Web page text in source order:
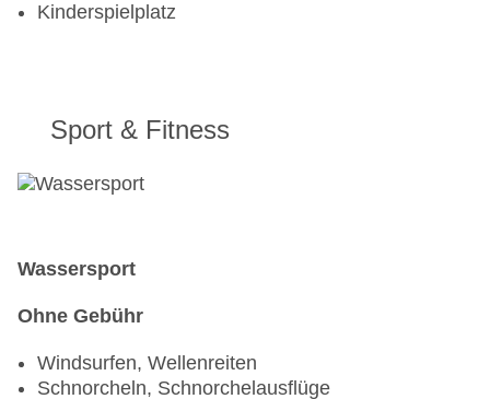
Kinderspielplatz
Sport & Fitness
Wassersport
Ohne Gebühr
Windsurfen, Wellenreiten
Schnorcheln, Schnorchelausflüge